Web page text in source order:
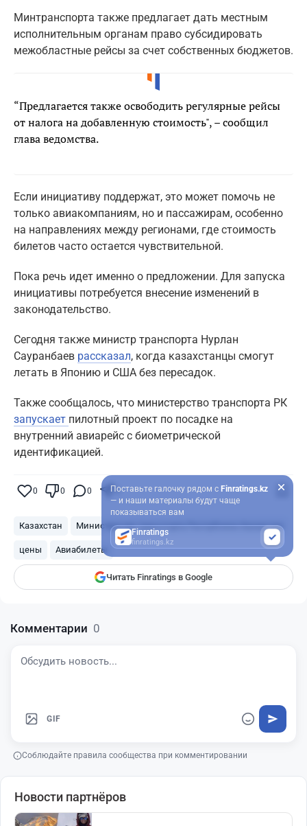
Минтранспорта также предлагает дать местным
исполнительным органам право субсидировать
межобластные рейсы за счет собственных бюджетов.
“Предлагается также освободить регулярные рейсы
от налога на добавленную стоимость", – сообщил
глава ведомства.
Если инициативу поддержат, это может помочь не
только авиакомпаниям, но и пассажирам, особенно
на направлениях между регионами, где стоимость
билетов часто остается чувствительной.
Пока речь идет именно о предложении. Для запуска
инициативы потребуется внесение изменений в
законодательство.
Сегодня также министр транспорта Нурлан
Сауранбаев рассказал, когда казахстанцы смогут
летать в Японию и США без пересадок.
Также сообщалось, что министерство транспорта РК
запускает пилотный проект по посадке на
внутренний авиарейс с биометрической
идентификацией.
0 0 0 0
Казахстан Министерство транспорта Республики Казахстан
цены Авиабилеты
Читать Finratings в Google
Поставьте галочку рядом с Finratings.kz
— и наши материалы будут чаще
показываться вам
Finratings
finratings.kz
Комментарии 0
GIF
Соблюдайте правила сообщества при комментировании